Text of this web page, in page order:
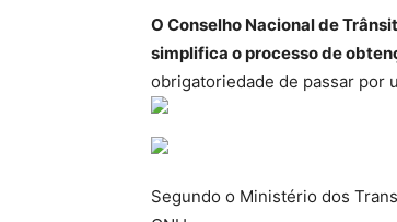
O Conselho Nacional de
simplifica o processo de
obrigatoriedade de passar por
Segundo o Ministério dos